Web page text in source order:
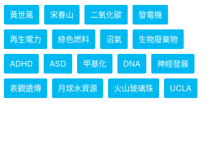
黃世萬 宋春山 二氧化碳 發電機
再生電力 綠色燃料 沼氣 生物廢棄物
ADHD ASD 甲基化 DNA 神經發展
表觀遺傳 月球水資源 火山玻璃珠 UCLA